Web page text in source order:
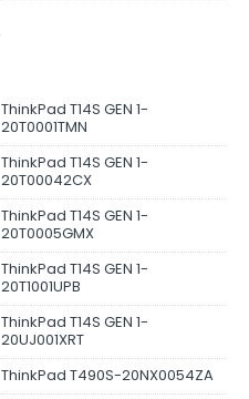
ThinkPad T14S GEN 1-
20T0001TMN
ThinkPad T14S GEN 1-
20T00042CX
ThinkPad T14S GEN 1-
20T0005GMX
ThinkPad T14S GEN 1-
20T1001UPB
ThinkPad T14S GEN 1-
20UJ001XRT
ThinkPad T490S-20NX0054ZA